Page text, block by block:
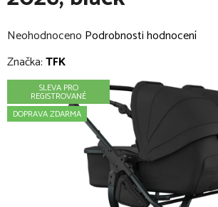
Průměrné
hodnocení
0,0
Neohodnoceno Podrobnosti hodnocení
Značka:TFK
SLEVA PRO
REGISTROVANÉ
DOPRAVA ZDARMA